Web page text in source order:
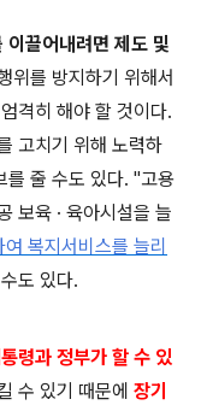
이끌어내려면 제도 및
위를 방지하기 위해서
격히 해야 할 것이다.
고치기 위해 노력하
를 줄 수도 있다. "고용
보육 · 육아시설을 늘
복지서비스를 늘리
도 있다.
령과 정부가 할 수 있
수 있기 때문에 장기